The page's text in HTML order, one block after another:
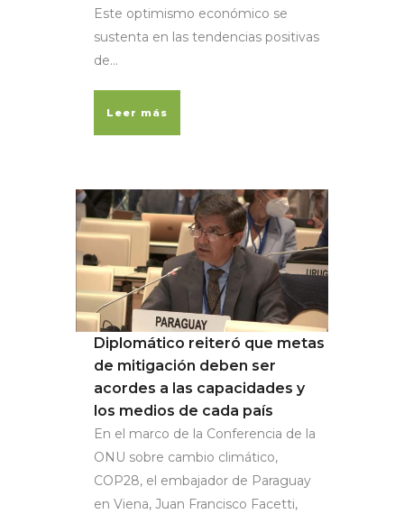
Este optimismo económico se
sustenta en las tendencias positivas
de...
Leer más
Diplomático reiteró que metas
de mitigación deben ser
acordes a las capacidades y
los medios de cada país
En el marco de la Conferencia de la
ONU sobre cambio climático,
COP28, el embajador de Paraguay
en Viena, Juan Francisco Facetti,